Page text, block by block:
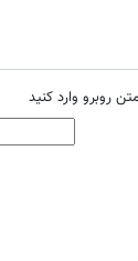
روبرو وارد کنید